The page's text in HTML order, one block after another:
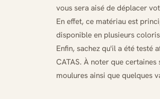
vous sera aisé de déplacer
En effet, ce matériau est
disponible en plusieurs
Enfin, sachez qu'il a été testé
CATAS. À noter que
moulures ainsi que quelques